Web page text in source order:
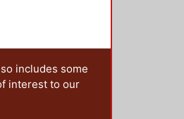
includes some
interest to our